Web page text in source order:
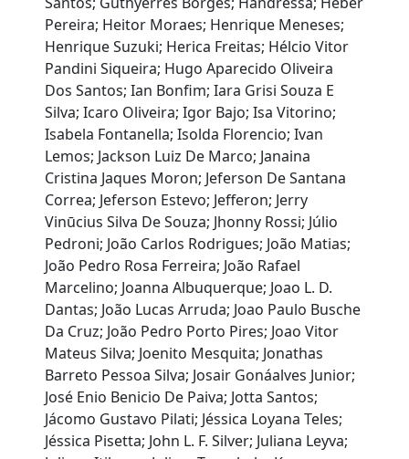
Pereira; Heitor Moraes; Henrique Meneses;
Henrique Suzuki; Herica Freitas; Hélcio Vitor
Pandini Siqueira; Hugo Aparecido Oliveira
Dos Santos; Ian Bonfim; Iara Grisi Souza E
Silva; Icaro Oliveira; Igor Bajo; Isa Vitorino;
Isabela Fontanella; Isolda Florencio; Ivan
Lemos; Jackson Luiz De Marco; Janaina
Cristina Jaques Moron; Jeferson De Santana
Correa; Jeferson Estevo; Jefferon; Jerry
Vinūcius Silva De Souza; Jhonny Rossi; Júlio
Pedroni; João Carlos Rodrigues; João Matias;
João Pedro Rosa Ferreira; João Rafael
Marcelino; Joanna Albuquerque; Joao L. D.
Dantas; João Lucas Arruda; Joao Paulo Busche
Da Cruz; João Pedro Porto Pires; Joao Vitor
Mateus Silva; Joenito Mesquita; Jonathas
Barreto Pessoa Silva; Josair Gonáalves Junior;
José Enio Benicio De Paiva; Jotta Santos;
Jácomo Gustavo Pilati; Jéssica Loyana Teles;
Jéssica Pisetta; John L. F. Silver; Juliana Leyva;